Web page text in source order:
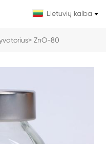
Lietuvių kalba
> ZnO-80